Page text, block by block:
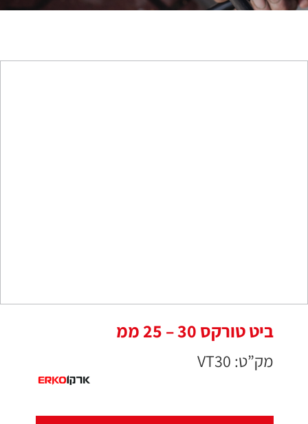
ביט טורקס 30 – 25 ממ
מק”ט: VT30